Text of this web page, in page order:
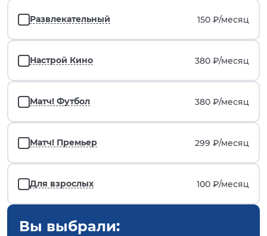
Развлекательный 150 ₽/месяц
Настрой Кино 380 ₽/месяц
Матч! Футбол 380 ₽/месяц
Матч! Премьер 299 ₽/месяц
Для взрослых 100 ₽/месяц
Вы выбрали: